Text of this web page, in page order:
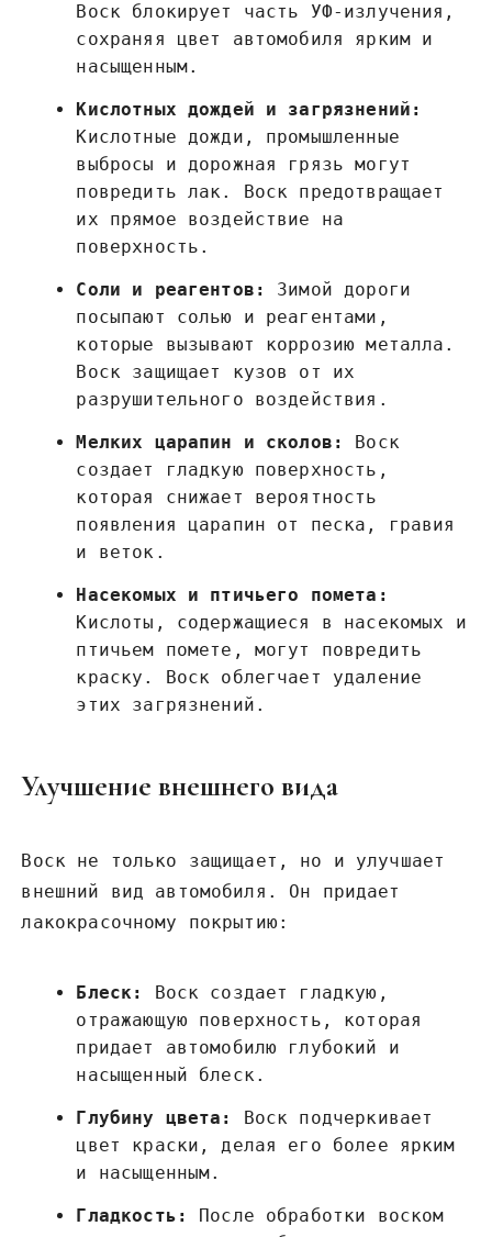
Воск блокирует часть УФ-излучения,
сохраняя цвет автомобиля ярким и
насыщенным.
Кислотных дождей и загрязнений:
Кислотные дожди, промышленные
выбросы и дорожная грязь могут
повредить лак. Воск предотвращает
их прямое воздействие на
поверхность.
Соли и реагентов:
Зимой дороги
посыпают солью и реагентами,
которые вызывают коррозию металла.
Воск защищает кузов от их
разрушительного воздействия.
Мелких царапин и сколов:
Воск
создает гладкую поверхность,
которая снижает вероятность
появления царапин от песка, гравия
и веток.
Насекомых и птичьего помета:
Кислоты, содержащиеся в насекомых и
птичьем помете, могут повредить
краску. Воск облегчает удаление
этих загрязнений.
Улучшение внешнего вида
Воск не только защищает, но и улучшает
внешний вид автомобиля. Он придает
лакокрасочному покрытию:
Блеск:
Воск создает гладкую,
отражающую поверхность, которая
придает автомобилю глубокий и
насыщенный блеск.
Глубину цвета:
Воск подчеркивает
цвет краски, делая его более ярким
и насыщенным.
Гладкость:
После обработки воском